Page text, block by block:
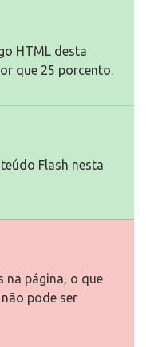
HTML desta
que 25 porcento.
Flash nesta
na página, o que
pode ser